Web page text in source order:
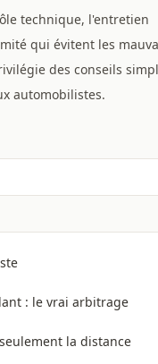
technique, l'entretien
qui évitent les
des conseils
automobilistes.
: le vrai arbitrage
la distance